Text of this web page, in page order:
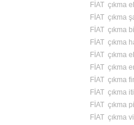
FİAT çıkma
FİAT çıkma
FİAT çıkma
FİAT çıkma
FİAT çıkma
FİAT çıkma
FİAT çıkma
FİAT çıkma
FİAT çıkma
FİAT çıkma